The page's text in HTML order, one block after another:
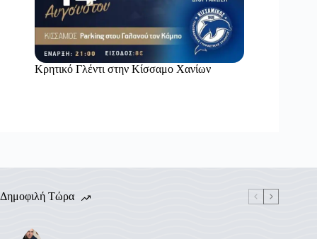
Κρητικό Γλέντι στην Κίσσαμο Χανίων
Δημοφιλή Τώρα